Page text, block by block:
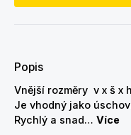
Popis
Vnější rozměry v x š x
Je vhodný jako
Rychlý a snad… Více